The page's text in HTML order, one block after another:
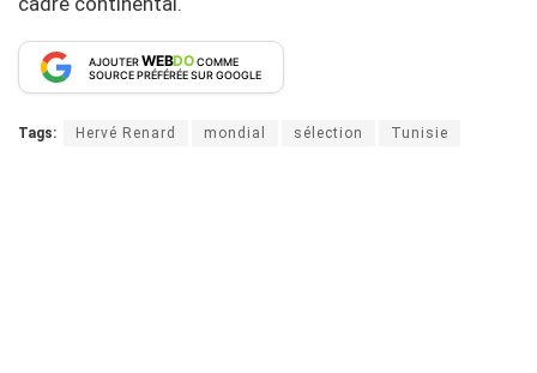
AJOUTERWEBDOCOMME
SOURCE PRÉFÉRÉE SUR GOOGLE
Tags: Hervé Renard mondial sélection Tunisie